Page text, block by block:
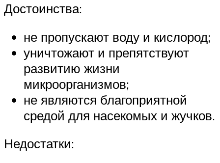
Достоинства:
не пропускают воду и кислород;
уничтожают и препятствуют
развитию жизни
микроорганизмов;
не являются благоприятной
средой для насекомых и жучков.
Недостатки: